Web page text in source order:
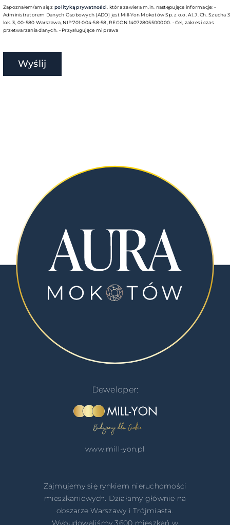
Zapoznałem/am się z polityką prywatności , która zawiera m.in. następujące informacje: -
Administratorem Danych Osobowych (ADO) jest Mill-Yon Mokotów Sp. z o.o. Al. J. Ch. Szucha 3
lok. 3, 00-580 Warszawa, NIP 701-004-58-58, REGON 14072805500000. - Cel, zakres i czas
przetwarzania danych. - Przysługujące mi prawa
Deweloper:
www.mill-yon.pl
Zajmujemy się rynkiem nieruchomości
mieszkaniowych. Działamy głównie na
obszarze Warszawy i Trójmiasta.
Wybudowaliśmy 3600 mieszkań w